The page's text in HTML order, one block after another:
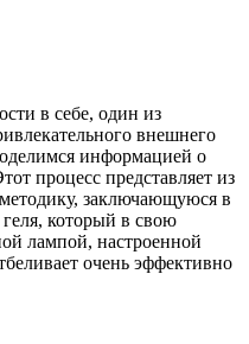
в себе, один из
внешнего
информацией о
процесс представляет из
заключающуюся в
который в свою
лампой, настроенной
очень эффективно